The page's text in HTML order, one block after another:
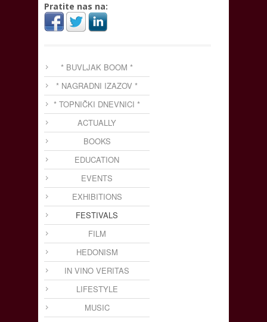
Pratite nas na:
* BUVLJAK BOOM *
* NAGRADNI IZAZOV *
* TOPNIČKI DNEVNICI *
ACTUALLY
BOOKS
EDUCATION
EVENTS
EXHIBITIONS
FESTIVALS
FILM
HEDONISM
IN VINO VERITAS
LIFESTYLE
MUSIC